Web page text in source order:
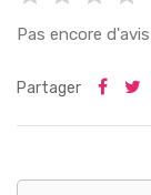
Pas encore d'avis
Partager